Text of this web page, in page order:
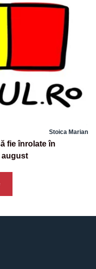
Stoica Marian
fie înrolate în
august